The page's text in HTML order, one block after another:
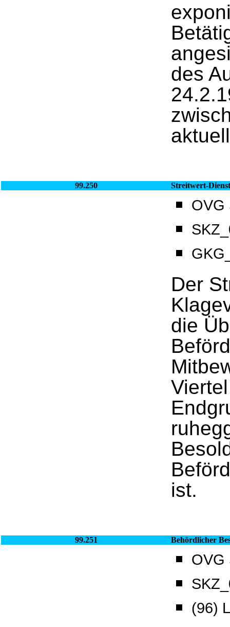
des
99.250 Streitwert-
OVG
Der
die
ist.
99.251 Behördlicher
OVG
(96)